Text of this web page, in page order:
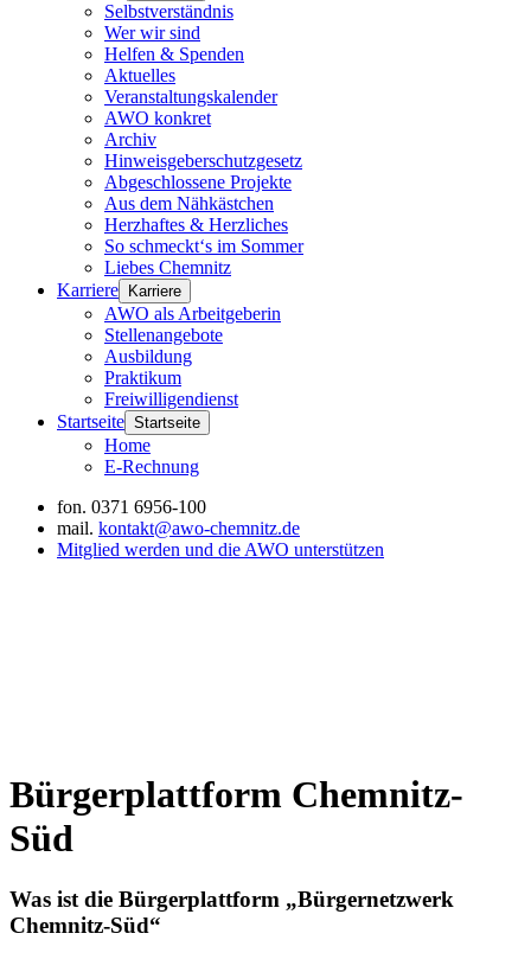
Selbstverständnis
Wer wir sind
Helfen & Spenden
Aktuelles
Veranstaltungskalender
AWO konkret
Archiv
Hinweisgeberschutzgesetz
Abgeschlossene Projekte
Aus dem Nähkästchen
Herzhaftes & Herzliches
So schmeckt‘s im Sommer
Liebes Chemnitz
Karriere
Karriere
AWO als Arbeitgeberin
Stellenangebote
Ausbildung
Praktikum
Freiwilligendienst
Startseite Startseite
Home
E-Rechnung
fon. 0371 6956-100
mail. kontakt@awo-chemnitz.de
Mitglied werden und die AWO unterstützen
Bürgerplattform Chemnitz-
Süd
Was ist die Bürgerplattform „Bürgernetzwerk
Chemnitz-Süd“